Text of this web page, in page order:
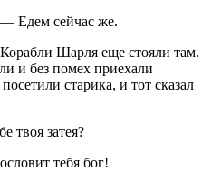
Едем сейчас же.
Шарля еще стояли там.
и без помех приехали
старика, и тот сказал
твоя затея?
тебя бог!